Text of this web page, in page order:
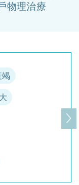
物理治療
下